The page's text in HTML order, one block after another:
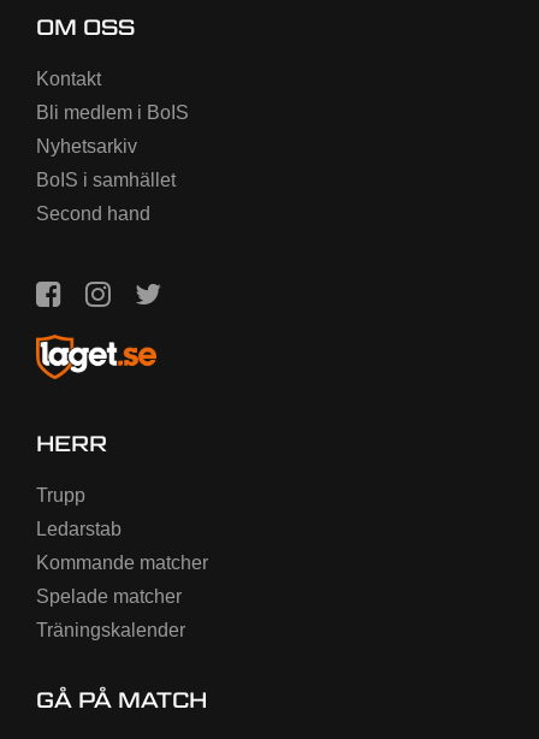
OM OSS
Kontakt
Bli medlem i BoIS
Nyhetsarkiv
BoIS i samhället
Second hand
HERR
Trupp
Ledarstab
Kommande matcher
Spelade matcher
Träningskalender
GÅ PÅ MATCH